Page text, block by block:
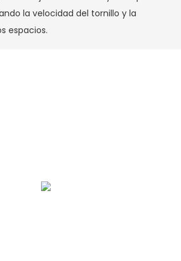
la velocidad del tornillo y la
espacios.